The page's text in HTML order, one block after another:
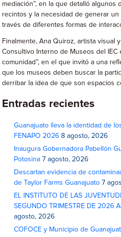
mediación”, en la que detalló
recintos y la necesidad de generar
través de diferentes formas de
Finalmente, Ana Quiroz, artista visual
Consultivo Interno de Museos del IEC
comunidad”, en el que invitó a una
que los museos deben buscar la
derribar la idea de que son espacios
Entradas recientes
Guanajuato lleva la identidad de
FENAPO 2026 8 agosto, 2026
Inaugura Gobernadora Pabellón
Potosina 7 agosto, 2026
Descartan evidencia de
de Taylor Farms Guanajuato 7
EL INSTITUTO DE LAS
SEGUNDO TRIMESTRE DE 2026
agosto, 2026
COFOCE y Municipio de